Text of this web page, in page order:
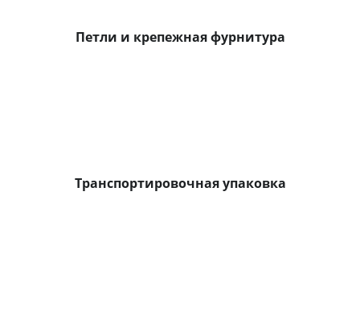
Петли и крепежная фурнитура
Транспортировочная упаковка